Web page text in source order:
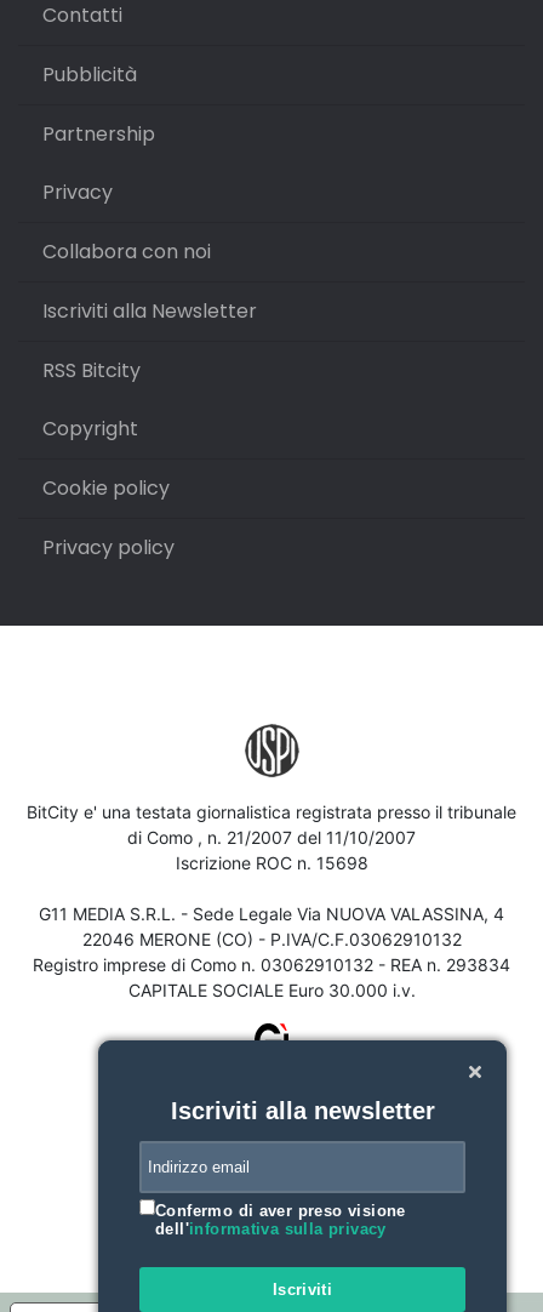
Contatti
Pubblicità
Partnership
Privacy
Collabora con noi
Iscriviti alla Newsletter
RSS Bitcity
Copyright
Cookie policy
Privacy policy
BitCity e' una testata giornalistica registrata presso il tribunale
di Como , n. 21/2007 del 11/10/2007
Iscrizione ROC n. 15698
G11 MEDIA S.R.L. - Sede Legale Via NUOVA VALASSINA, 4
22046 MERONE (CO) - P.IVA/C.F.03062910132
Registro imprese di Como n. 03062910132 - REA n. 293834
CAPITALE SOCIALE Euro 30.000 i.v.
Iscriviti alla newsletter
Confermo di aver preso visione
dell'informativa sulla privacy
Iscriviti